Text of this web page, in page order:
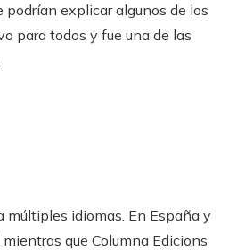
explicar algunos de los
para todos y fue una de las
idiomas. En España y
que Columna Edicions